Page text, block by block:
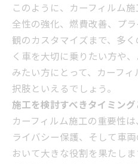
このように、カーフィルム
全性の強化、燃費改善、プ
観のカスタマイズまで、多
く車を大切に乗りたい方や
みたい方にとって、カーフ
択肢といえるでしょう。
施工を検討すべきタイミング
カーフィルム施工の重要性
ライバシー保護、そして車
おいて大きな役割を果たし